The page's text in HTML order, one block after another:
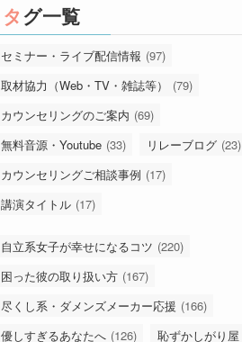
タグ一覧
セミナー・ライブ配信情報 (97)
取材協力（Web・TV・雑誌等）
(79)
カウンセリングのご案内 (69)
無料音源・Youtube (33) リレーブログ (23)
カウンセリングご相談事例 (17)
講演タイトル (17)
自立系女子が幸せになるコツ (220)
困った彼の取り扱い方 (167)
尽くし系・ダメンズメーカー応援 (166)
優しすぎるあなたへ (126) 恥ずかしがり屋